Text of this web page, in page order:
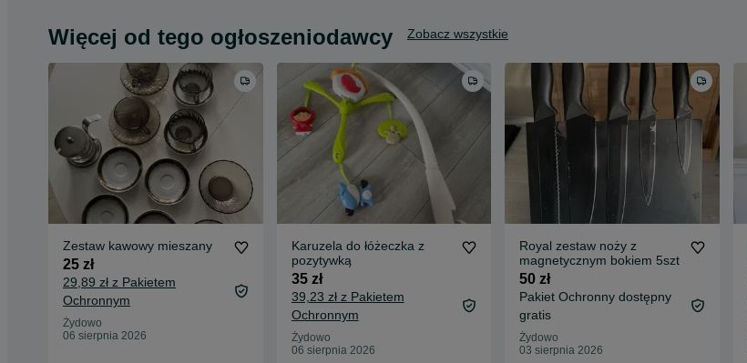
Więcej od tego ogłoszeniodawcy Zobacz wszystkie
Zestaw kawowy mieszany
25 zł
29,89 zł z Pakietem
Ochronnym
Żydowo
06 sierpnia 2026
Karuzela do łóżeczka z
pozytywką
35 zł
39,23 zł z Pakietem
Ochronnym
Żydowo
06 sierpnia 2026
Royal zestaw noży z
magnetycznym bokiem 5szt
50 zł
Pakiet Ochronny dostępny
gratis
Żydowo
03 sierpnia 2026